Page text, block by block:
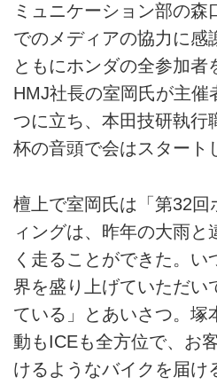
ミュニケーション部の森
でのメディアの協力に感
ともにホンダの全参加者
HMJ社長の室岡氏が主催
つに立ち、本田技研執行
杯の音頭で会はスタート
檀上で室岡氏は「第32回
ィングは、昨年の大雨と
く走ることができた。い
界を盛り上げていただい
ている」とあいさつ。塚
動もICEも全方位で、お
けるようなバイクを届け